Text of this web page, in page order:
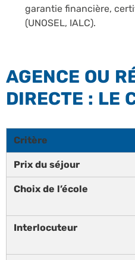
garantie financière,
(UNOSEL, IALC).
AGENCE OU
DIRECTE : LE
Critère
Prix du séjour
Choix de l’école
Interlocuteur